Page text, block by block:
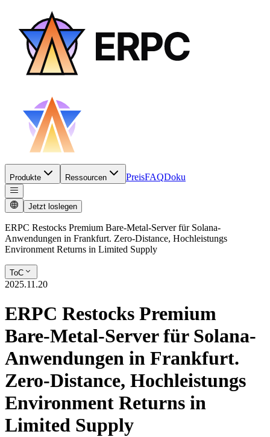
Produkte Ressourcen PreisFAQDoku
Jetzt loslegen
ERPC Restocks Premium Bare-Metal-Server für Solana-
Anwendungen in Frankfurt. Zero-Distance, Hochleistungs
Environment Returns in Limited Supply
ToC
2025.11.20
ERPC Restocks Premium
Bare-Metal-Server für Solana-
Anwendungen in Frankfurt.
Zero-Distance, Hochleistungs
Environment Returns in
Limited Supply